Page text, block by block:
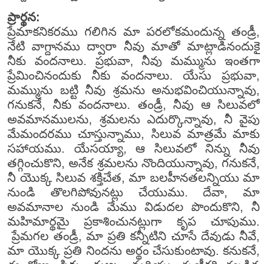
ప్రార్థన:
ప్రేమాకనికరము గలిగిన మా పరలోకమందున్న తండ్రీ,
నేటి వాగ్దానము ద్వారా నీవు మాతో మాట్లాడినందుకై
నీకు వందనాలు. ప్రభువా, నీవు మమ్మును ఇంతగా
ప్రేమించినందుకు నీకు వందనాలు. యేసు ప్రభువా,
మమ్మును బట్టి నీవు శ్రమను అనుభవించియున్నావు,
గనుకనే, నీకు వందనాలు. తండ్రీ, నీవు ఆ సిలువలో
అవమానములను, శ్రమలను ఎదుర్కొన్నావు, నీ వైపు
మేమందరము చూస్తున్నాము, సిలువ మాత్రమే మాకు
సహాయము. యేసయ్యా, ఆ సిలువలో నిన్ను నీవు
తగ్గించుకొని, అనేక శ్రమలను నొందియున్నావు, గనుకనే,
నీ యొక్క సిలువ శక్తిచేత, మా బలహీనతలన్నియు మా
నుండి తొలగిపోవునట్లు చేయుము. దేవా, మా
అవమానాల నుండి మేము విడుదల పొందుకొని, నీ
మహిమార్థమై ప్రకాశించునట్లుగా కృప చూపుము.
ప్రేమగల తండ్రీ, మా ప్రతి కన్నీటిని చూసే దేవుడు నీవే,
మా యొక్క ప్రతి నిందను అర్థం చేసుకుంటావు. కనుకనే,